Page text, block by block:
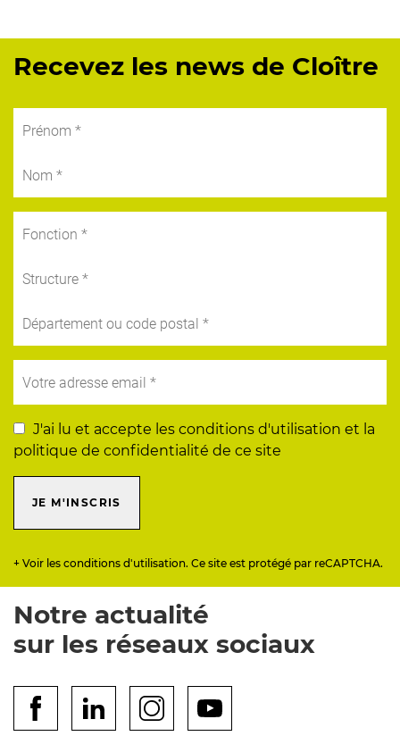
Recevez les news de Cloître
J'ai lu et accepte les conditions d'utilisation et la
politique de confidentialité de ce site
JE M'INSCRIS
+ Voir les conditions d'utilisation. Ce site est protégé par reCAPTCHA.
Notre actualité
sur les réseaux sociaux